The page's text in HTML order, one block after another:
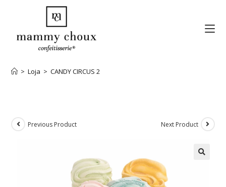
> Loja > CANDY CIRCUS 2
Previous Product Next Product